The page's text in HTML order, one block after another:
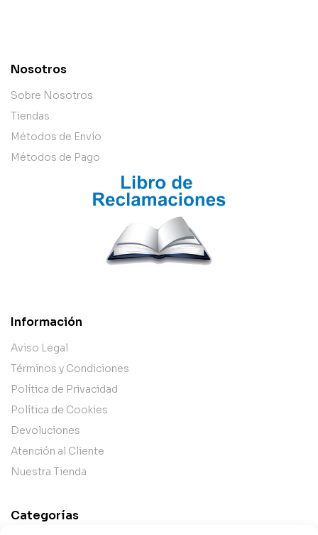
Nosotros
Sobre Nosotros
Tiendas
Métodos de Envío
Métodos de Pago
Información
Aviso Legal
Términos y Condiciones
Política de Privacidad
Política de Cookies
Devoluciones
Atención al Cliente
Nuestra Tienda
Categorías